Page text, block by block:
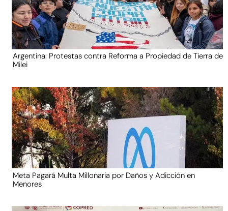
Argentina: Protestas contra Reforma a Propiedad de Tierra de
Milei
Meta Pagará Multa Millonaria por Daños y Adicción en
Menores